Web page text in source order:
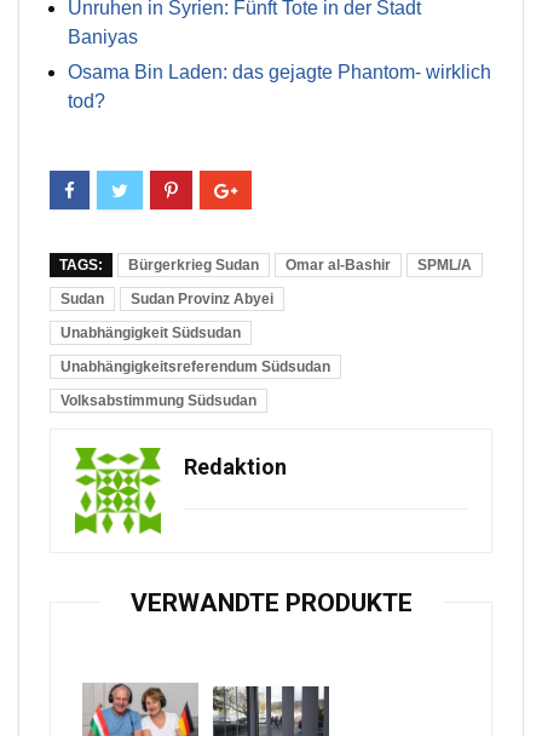
Unruhen in Syrien: Fünft Tote in der Stadt
Baniyas
Osama Bin Laden: das gejagte Phantom- wirklich
tod?
TAGS: Bürgerkrieg Sudan Omar al-Bashir
SPML/A
Sudan
Sudan Provinz Abyei
Unabhängigkeit Südsudan
Unabhängigkeitsreferendum Südsudan
Volksabstimmung Südsudan
Redaktion
VERWANDTE PRODUKTE